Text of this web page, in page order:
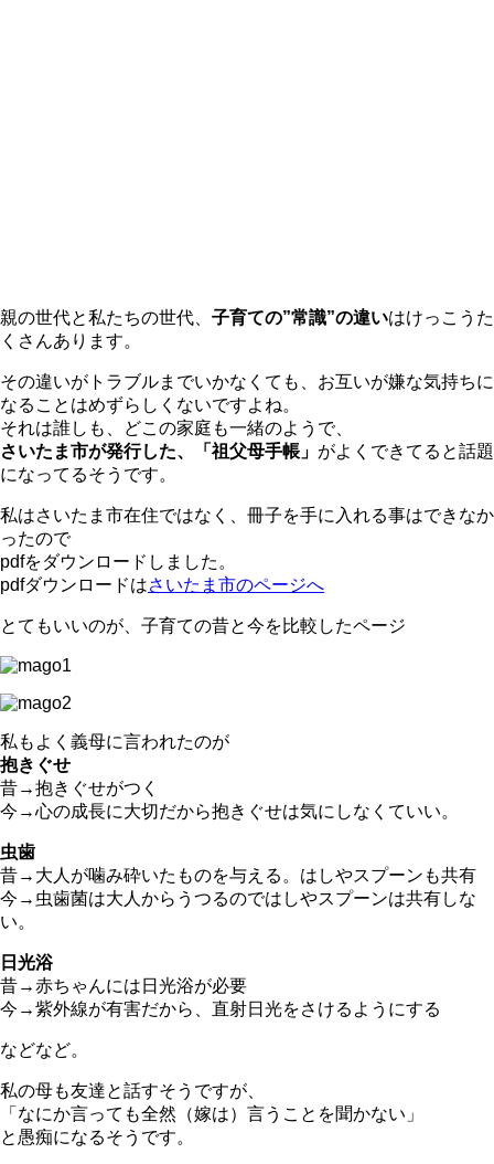
親の世代と私たちの世代、 子育ての”常識”の違いはけっこうた
くさんあります。
その違いがトラブルまでいかなくても、お互いが嫌な気持ちに
なることはめずらしくないですよね。
それは誰しも、どこの家庭も一緒のようで、
さいたま市が発行した、「祖父母手帳」 がよくできてると話題
になってるそうです。
私はさいたま市在住ではなく、冊子を手に入れる事はできなか
ったので
pdfをダウンロードしました。
pdfダウンロードはさいたま市のページへ
とてもいいのが、子育ての昔と今を比較したページ
私もよく義母に言われたのが
抱きぐせ
昔→抱きぐせがつく
今→心の成長に大切だから抱きぐせは気にしなくていい。
虫歯
昔→大人が噛み砕いたものを与える。はしやスプーンも共有
今→虫歯菌は大人からうつるのではしやスプーンは共有しな
い。
日光浴
昔→赤ちゃんには日光浴が必要
今→紫外線が有害だから、直射日光をさけるようにする
などなど。
私の母も友達と話すそうですが、
「なにか言っても全然（嫁は）言うことを聞かない」
と愚痴になるそうです。